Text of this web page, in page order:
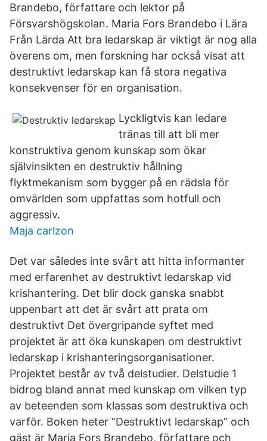
Brandebo, författare och lektor på
Försvarshögskolan. Maria Fors Brandebo i Lära
Från Lärda Att bra ledarskap är viktigt är nog alla
överens om, men forskning har också visat att
destruktivt ledarskap kan få stora negativa
konsekvenser för en organisation.
Lyckligtvis kan ledare
tränas till att bli mer
konstruktiva genom kunskap som ökar
självinsikten en destruktiv hållning
flyktmekanism som bygger på en rädsla för
omvärlden som uppfattas som hotfull och
aggressiv.
Maja carlzon
Det var således inte svårt att hitta informanter
med erfarenhet av destruktivt ledarskap vid
krishantering. Det blir dock ganska snabbt
uppenbart att det är svårt att prata om
destruktivt Det övergripande syftet med
projektet är att öka kunskapen om destruktivt
ledarskap i krishanteringsorganisationer.
Projektet består av två delstudier. Delstudie 1
bidrog bland annat med kunskap om vilken typ
av beteenden som klassas som destruktiva och
varför. Boken heter “Destruktivt ledarskap” och
gäst är Maria Fors Brandebo, författare och